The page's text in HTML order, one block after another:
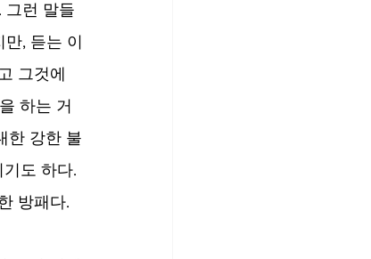
그런 말들
, 듣는 이
그것에
하는 거
한 강한 불
도 하다.
방패다.